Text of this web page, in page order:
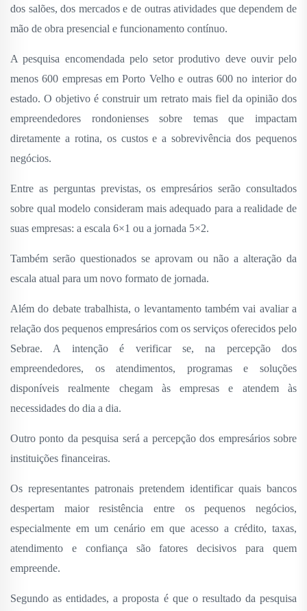
dos salões, dos mercados e de outras atividades que dependem de
mão de obra presencial e funcionamento contínuo.
A pesquisa encomendada pelo setor produtivo deve ouvir pelo
menos 600 empresas em Porto Velho e outras 600 no interior do
estado. O objetivo é construir um retrato mais fiel da opinião dos
empreendedores rondonienses sobre temas que impactam
diretamente a rotina, os custos e a sobrevivência dos pequenos
negócios.
Entre as perguntas previstas, os empresários serão consultados
sobre qual modelo consideram mais adequado para a realidade de
suas empresas: a escala 6×1 ou a jornada 5×2.
Também serão questionados se aprovam ou não a alteração da
escala atual para um novo formato de jornada.
Além do debate trabalhista, o levantamento também vai avaliar a
relação dos pequenos empresários com os serviços oferecidos pelo
Sebrae. A intenção é verificar se, na percepção dos
empreendedores, os atendimentos, programas e soluções
disponíveis realmente chegam às empresas e atendem às
necessidades do dia a dia.
Outro ponto da pesquisa será a percepção dos empresários sobre
instituições financeiras.
Os representantes patronais pretendem identificar quais bancos
despertam maior resistência entre os pequenos negócios,
especialmente em um cenário em que acesso a crédito, taxas,
atendimento e confiança são fatores decisivos para quem
empreende.
Segundo as entidades, a proposta é que o resultado da pesquisa